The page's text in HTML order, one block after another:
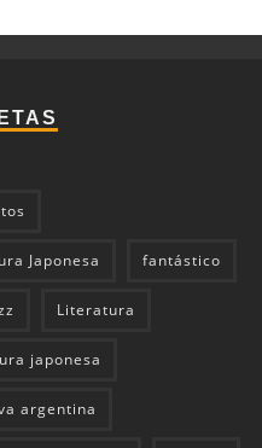
Japonesa fantástico
Literatura
japonesa
argentina